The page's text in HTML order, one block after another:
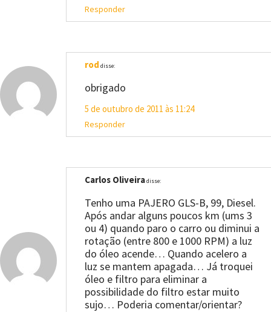
Responder
rod disse:
obrigado
5 de outubro de 2011 às 11:24
Responder
Carlos Oliveiradisse:
Tenho uma PAJERO GLS-B, 99, Diesel.
Após andar alguns poucos km (ums 3
ou 4) quando paro o carro ou diminui a
rotação (entre 800 e 1000 RPM) a luz
do óleo acende… Quando acelero a
luz se mantem apagada… Já troquei
óleo e filtro para eliminar a
possibilidade do filtro estar muito
sujo… Poderia comentar/orientar?